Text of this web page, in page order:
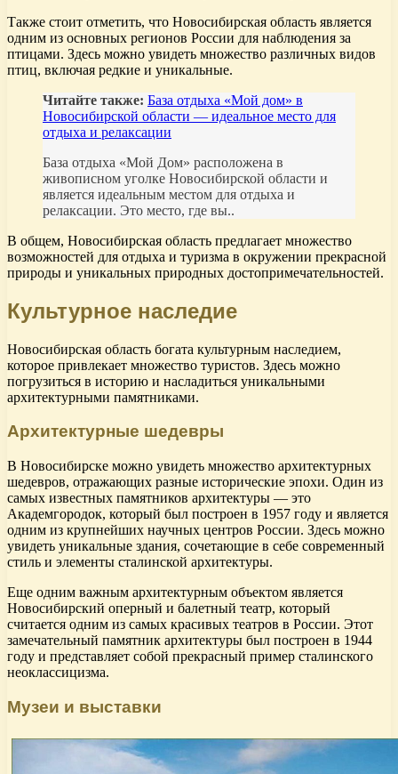
Также стоит отметить, что Новосибирская область является
одним из основных регионов России для наблюдения за
птицами. Здесь можно увидеть множество различных видов
птиц, включая редкие и уникальные.
Читайте также: База отдыха «Мой дом» в
Новосибирской области — идеальное место для
отдыха и релаксации
База отдыха «Мой Дом» расположена в
живописном уголке Новосибирской области и
является идеальным местом для отдыха и
релаксации. Это место, где вы..
В общем, Новосибирская область предлагает множество
возможностей для отдыха и туризма в окружении прекрасной
природы и уникальных природных достопримечательностей.
Культурное наследие
Новосибирская область богата культурным наследием,
которое привлекает множество туристов. Здесь можно
погрузиться в историю и насладиться уникальными
архитектурными памятниками.
Архитектурные шедевры
В Новосибирске можно увидеть множество архитектурных
шедевров, отражающих разные исторические эпохи. Один из
самых известных памятников архитектуры — это
Академгородок, который был построен в 1957 году и является
одним из крупнейших научных центров России. Здесь можно
увидеть уникальные здания, сочетающие в себе современный
стиль и элементы сталинской архитектуры.
Еще одним важным архитектурным объектом является
Новосибирский оперный и балетный театр, который
считается одним из самых красивых театров в России. Этот
замечательный памятник архитектуры был построен в 1944
году и представляет собой прекрасный пример сталинского
неоклассицизма.
Музеи и выставки